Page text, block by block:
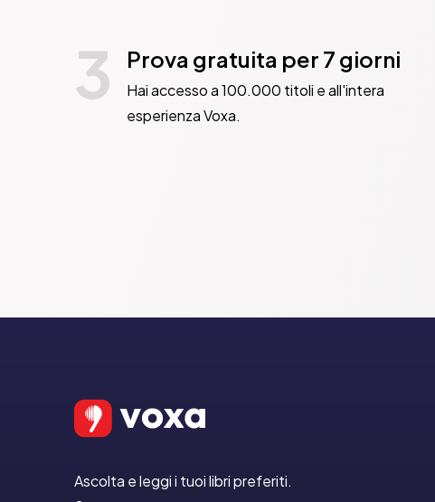
3 Prova gratuita per 7 giorni
Hai accesso a 100.000 titoli e all'intera
esperienza Voxa.
Ascolta e leggi i tuoi libri preferiti.